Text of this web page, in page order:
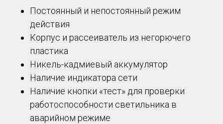
Постоянный и непостоянный режим
действия
Корпус и рассеиватель из негорючего
пластика
Никель-кадмиевый аккумулятор
Наличие индикатора сети
Наличие кнопки «тест» для проверки
работоспособности светильника в
аварийном режиме